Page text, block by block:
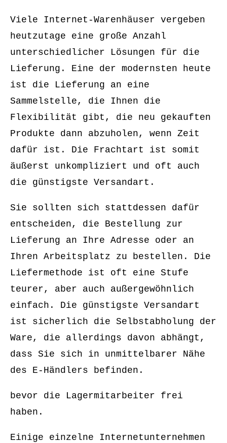
Viele Internet-Warenhäuser vergeben
heutzutage eine große Anzahl
unterschiedlicher Lösungen für die
Lieferung. Eine der modernsten heute
ist die Lieferung an eine
Sammelstelle, die Ihnen die
Flexibilität gibt, die neu gekauften
Produkte dann abzuholen, wenn Zeit
dafür ist. Die Frachtart ist somit
äußerst unkompliziert und oft auch
die günstigste Versandart.
Sie sollten sich stattdessen dafür
entscheiden, die Bestellung zur
Lieferung an Ihre Adresse oder an
Ihren Arbeitsplatz zu bestellen. Die
Liefermethode ist oft eine Stufe
teurer, aber auch außergewöhnlich
einfach. Die günstigste Versandart
ist sicherlich die Selbstabholung der
Ware, die allerdings davon abhängt,
dass Sie sich in unmittelbarer Nähe
des E-Händlers befinden.
bevor die Lagermitarbeiter frei
haben.
Einige einzelne Internetunternehmen